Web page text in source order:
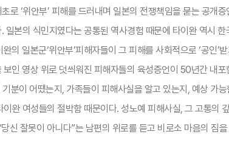
‘위안부’ 피해를 드러내며 일본의 전쟁책임을 묻는 공개
본의 식민지였다는 공통된 역사경험 때문에 타이완 역시
일본군‘위안부’피해자들이 그 피해를 사회적으로 ‘공인’
인 영상 위로 덧씌워진 피해자들의 육성증언이 50년간 내
분이 어땠는지, 가족들이 피해사실을 알고 있는지, 예상 가
완 여성들의 절박함 때문이다. 성노예 피해사실, 그 고통의
신 잘못이 아니다”는 남편의 위로를 듣고 비로소 마음의 짐